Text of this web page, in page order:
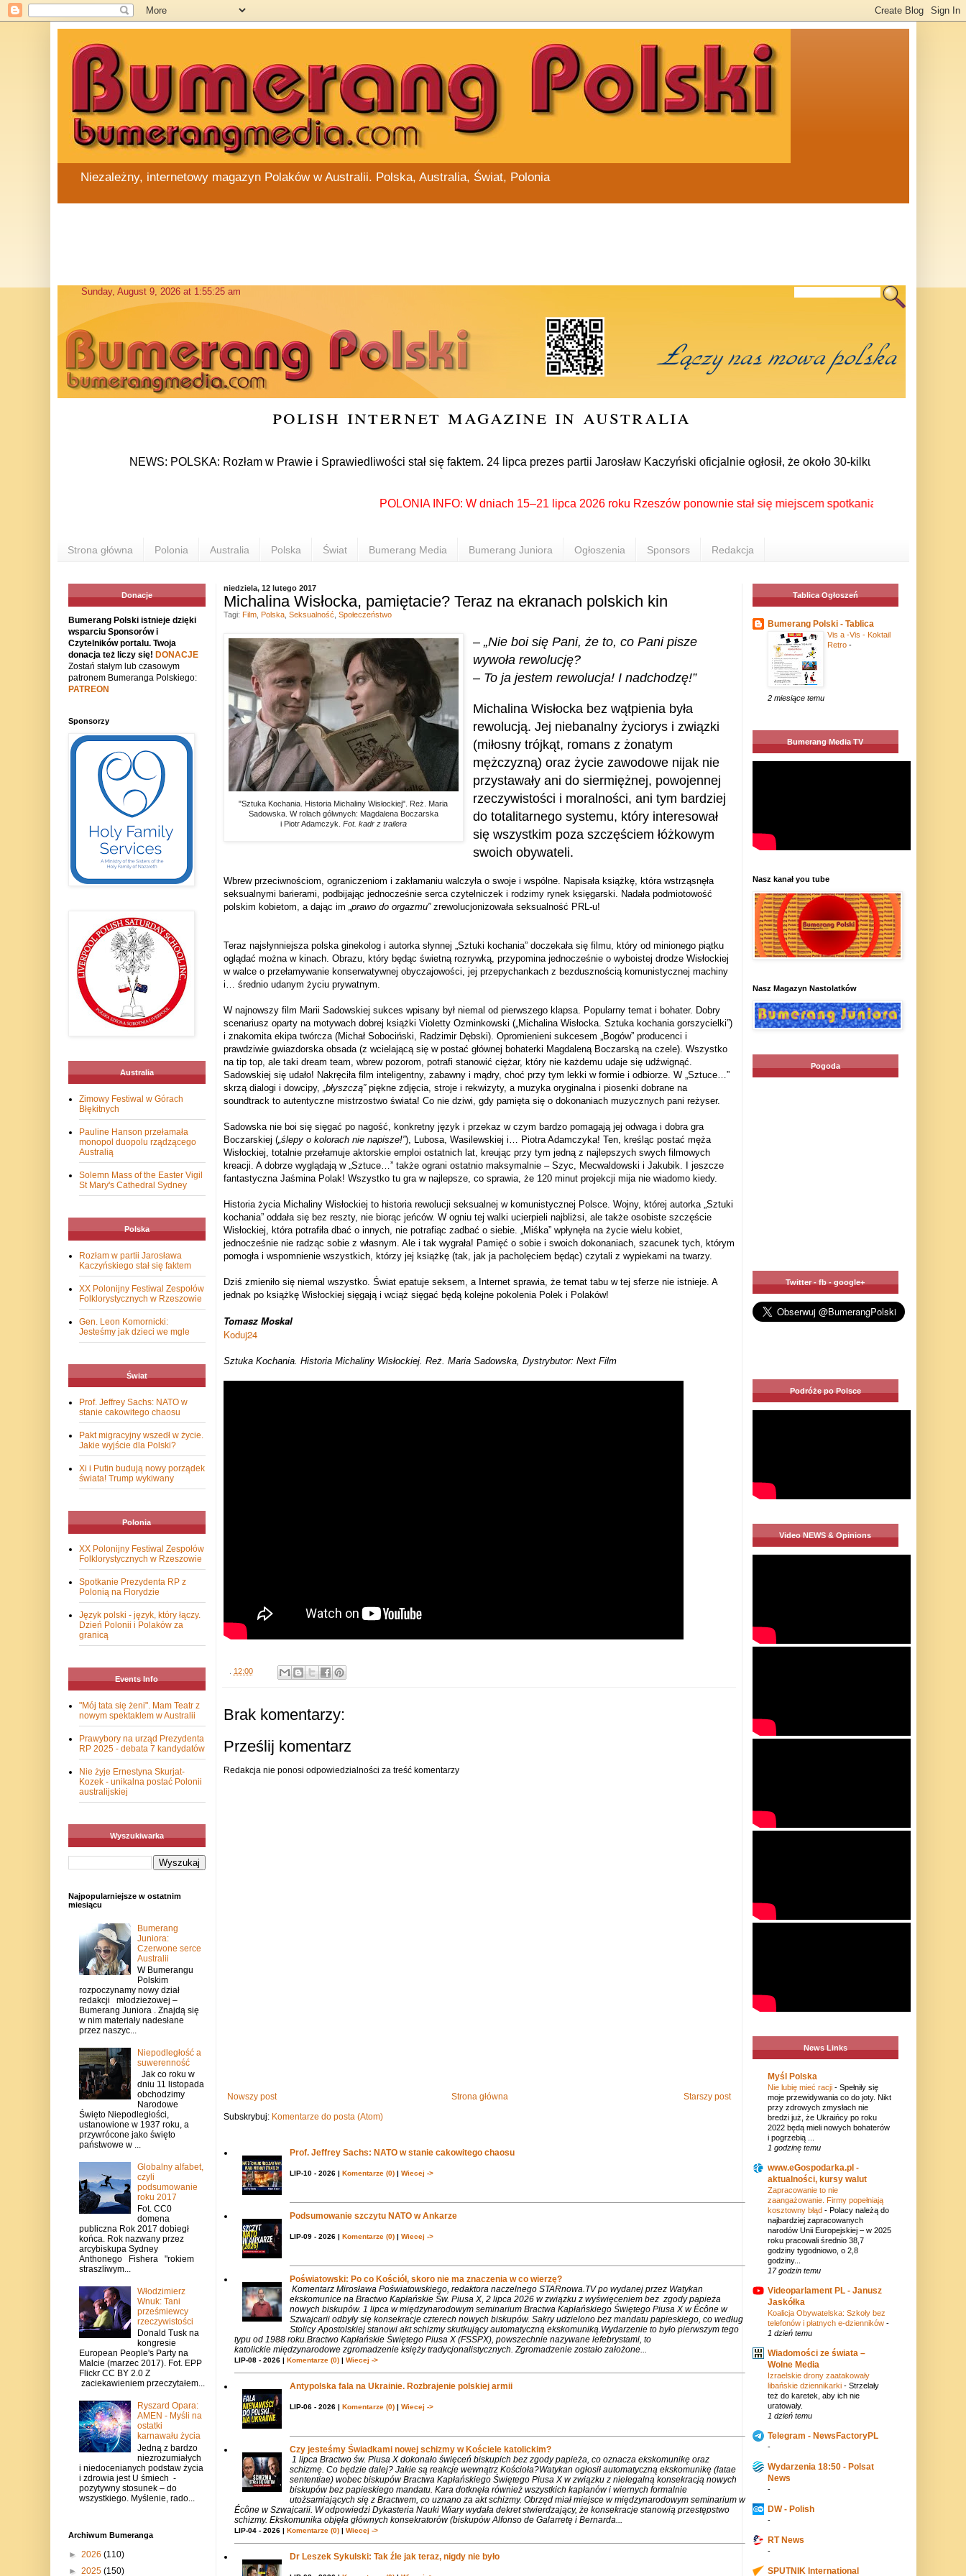
Niezależny, internetowy magazyn Polaków w Australii. Polska, Australia, Świat, Polonia
polish internet magazine in australia
NEWS: POLSKA: Rozłam w Prawie i Sprawiedliwości stał się faktem. 24 lipca prezes partii Jarosław Kaczyński oficjalnie ogłosił, że około 30-kilku posłów
POLONIA INFO: W dniach 15–21 lipca 2026 roku Rzeszów ponownie stał się miejscem spotkania Polonii z
Strona główna Polonia Australia Polska Świat Bumerang Media Bumerang Juniora Ogłoszenia Sponsors Redakcja
niedziela, 12 lutego 2017
Michalina Wisłocka, pamiętacie? Teraz na ekranach polskich kin
"Sztuka Kochania. Historia Michaliny Wisłockiej". Reż. Maria
Sadowska. W rolach gólwnych: Magdalena Boczarska
i Piotr Adamczyk. Fot. kadr z trailera
– „Nie boi się Pani, że to, co Pani pisze
wywoła rewolucję?
– To ja jestem rewolucja! I nadchodzę!”
Michalina Wisłocka bez wątpienia była
rewolucją. Jej niebanalny życiorys i związki
(miłosny trójkąt, romans z żonatym
mężczyzną) oraz życie zawodowe nijak nie
przystawały ani do siermiężnej, powojennej
rzeczywistości i moralności, ani tym bardziej
do totalitarnego systemu, który interesował
się wszystkim poza szczęściem łóżkowym
swoich obywateli.
Wbrew przeciwnościom, ograniczeniom i zakłamaniu walczyła o swoje i wspólne. Napisała książkę, która wstrząsnęła
seksualnymi barierami, podbijając jednocześnie serca czytelniczek i rodzimy rynek księgarski. Nadała podmiotowość
polskim kobietom, a dając im „prawo do orgazmu”zrewolucjonizowała seksualność PRL-u!
Teraz najsłynniejsza polska ginekolog i autorka słynnej „Sztuki kochania” doczekała się filmu, który od minionego piątku
oglądać można w kinach. Obrazu, który będąc świetną rozrywką, przypomina jednocześnie o wyboistej drodze Wisłockiej
w walce o przełamywanie konserwatywnej obyczajowości, jej przepychankach z bezdusznością komunistycznej machiny
i… średnio udanym życiu prywatnym.
W najnowszy film Marii Sadowskiej sukces wpisany był niemal od pierwszego klapsa. Popularny temat i bohater. Dobry
scenariusz oparty na motywach dobrej książki Violetty Ozminkowski („Michalina Wisłocka. Sztuka kochania gorszycielki”)
i znakomita ekipa twórcza (Michał Sobociński, Radzimir Dębski). Opromienieni sukcesem „Bogów” producenci i
prawdziwie gwiazdorska obsada (z wcielającą się w postać głównej bohaterki Magdaleną Boczarską na czele). Wszystko
na tip top, ale taki dream team, wbrew pozorom, potrafi stanowić ciężar, który nie każdemu udaje się udźwignąć.
Sadowskiej się udało! Nakręciła film inteligentny, zabawny i mądry, choć przy tym lekki w formie i odbiorze. W „Sztuce…”
skrzą dialogi i dowcipy, „błyszczą”piękne zdjęcia, stroje i rekwizyty, a muzyka oryginalna i piosenki dobrane na
soundtrack to autentyczne mistrzostwo świata! Co nie dziwi, gdy pamięta się o dokonaniach muzycznych pani reżyser.
Sadowska nie boi się sięgać po nagość, konkretny język i przekaz w czym bardzo pomagają jej odwaga i dobra gra
Boczarskiej („ślepy o kolorach nie napisze!”), Lubosa, Wasilewskiej i… Piotra Adamczyka! Ten, kreśląc postać męża
Wisłockiej, totalnie przełamuje aktorskie emploi ostatnich lat, kreując przy tym jedną z najlepszych swych filmowych
kreacji. A dobrze wyglądają w „Sztuce…” także ograni ostatnio maksymalnie – Szyc, Mecwaldowski i Jakubik. I jeszcze
fantastyczna Jaśmina Polak! Wszystko tu gra w najlepsze, co sprawia, że 120 minut projekcji mija nie wiadomo kiedy.
Historia życia Michaliny Wisłockiej to historia rewolucji seksualnej w komunistycznej Polsce. Wojny, której autorka „Sztuki
kochania” oddała się bez reszty, nie biorąc jeńców. W ogniu tej walki ucierpieli najbliżsi, ale także osobiste szczęście
Wisłockiej, która potrafiła dbać o innych, nie potrafiąc zadbać o siebie. „Miśka” wpłynęła na życie wielu kobiet,
jednocześnie nie radząc sobie z własnym. Ale i tak wygrała! Pamięć o sobie i swoich dokonaniach, szacunek tych, którym
pomogła i wspomnienie wszystkich, którzy jej książkę (tak, jak ja pacholęciem będąc) czytali z wypiekami na twarzy.
Dziś zmieniło się niemal wszystko. Świat epatuje seksem, a Internet sprawia, że temat tabu w tej sferze nie istnieje. A
jednak po książkę Wisłockiej sięgają i wciąż sięgać będą kolejne pokolenia Polek i Polaków!
Tomasz Moskal
Koduj24
Sztuka Kochania. Historia Michaliny Wisłockiej. Reż. Maria Sadowska, Dystrybutor: Next Film
. 12:00
Tagi: Film, Polska, Seksualność Społeczeństwo
Brak komentarzy:
Prześlij komentarz
Redakcja nie ponosi odpowiedzialności za treść komentarzy
Nowszy post Starszy post
Strona główna
Subskrybuj: Komentarze do posta (Atom)
Prof. Jeffrey Sachs: NATO w stanie cakowitego chaosu
LIP-10 - 2026 | Komentarze (0)| Wiecej ->
Podsumowanie szczytu NATO w Ankarze
LIP-09 - 2026 | Komentarze (0)| Wiecej ->
Poświatowski: Po co Kościół, skoro nie ma znaczenia w co wierzę?
Komentarz Mirosława Poświatowskiego, redaktora naczelnego STARnowa.TV po wydanej przez Watykan
ekskomunice na Bractwo Kapłańskie Św. Piusa X, 2 lipca 2026 w związku z wyświęceniem bez zgody papieża
nowych biskupów. 1 lipca w międzynarodowym seminarium Bractwa Kapłańskiego Świętego Piusa X w Écône w
Szwajcarii odbyły się konsekracje czterech nowych biskupów. Sakry udzielono bez mandatu papieskiego, co według
Stolicy Apostolskiej stanowi akt schizmy skutkujący automatyczną ekskomuniką.Wydarzenie to było pierwszym tego
typu od 1988 roku.Bractwo Kapłańskie Świętego Piusa X (FSSPX), powszechnie nazywane lefebrystami, to
katolickie międzynarodowe zgromadzenie księży tradycjonalistycznych. Zgromadzenie zostało założone...
LIP-08 - 2026 | Komentarze (0)| Wiecej ->
Antypolska fala na Ukrainie. Rozbrajenie polskiej armii
LIP-06 - 2026 | Komentarze (0)| Wiecej ->
Czy jesteśmy Świadkami nowej schizmy w Kościele katolickim?
1 lipca Bractwo św. Piusa X dokonało święceń biskupich bez zgody papieża, co oznacza ekskomunikę oraz
schizmę. Co będzie dalej? Jakie są reakcje wewnątrz Kościoła?Watykan ogłosił automatyczną ekskomunikę (latae
sententiae) wobec biskupów Bractwa Kapłańskiego Świętego Piusa X w związku z nielegalną konsekracją nowych
biskupów bez papieskiego mandatu. Kara dotknęła również wszystkich kapłanów i wiernych formalnie
utożsamiających się z Bractwem, co uznano za akt schizmy. Obrzęd miał miejsce w międzynarodowym seminarium w
Écône w Szwajcarii. W odpowiedzi Dykasteria Nauki Wiary wydała dekret stwierdzający, że konsekracje stanowią przestępstwo
schizmy. Ekskomunika objęła głównych konsekratorów (biskupów Alfonso de Galarretę i Bernarda...
LIP-04 - 2026 | Komentarze (0)| Wiecej ->
Dr Leszek Sykulski: Tak źle jak teraz, nigdy nie było
Donacje
Bumerang Polski istnieje dzięki
wsparciu Sponsorów i
Czytelników portalu. Twoja
donacja też liczy się! DONACJE
Zostań stałym lub czasowym
patronem Bumeranga Polskiego:
PATREON
Sponsorzy
Australia
Zimowy Festiwal w Górach
Błękitnych
Pauline Hanson przełamała
monopol duopolu rządzącego
Australią
Solemn Mass of the Easter Vigil
St Mary's Cathedral Sydney
Polska
Rozłam w partii Jarosława
Kaczyńskiego stał się faktem
XX Polonijny Festiwal Zespołów
Folklorystycznych w Rzeszowie
Gen. Leon Komornicki:
Jesteśmy jak dzieci we mgle
Świat
Prof. Jeffrey Sachs: NATO w
stanie cakowitego chaosu
Pakt migracyjny wszedł w życie.
Jakie wyjście dla Polski?
Xi i Putin budują nowy porządek
świata! Trump wykiwany
Polonia
XX Polonijny Festiwal Zespołów
Folklorystycznych w Rzeszowie
Spotkanie Prezydenta RP z
Polonią na Florydzie
Język polski - język, który łączy.
Dzień Polonii i Polaków za
granicą
Events Info
"Mój tata się żeni". Mam Teatr z
nowym spektaklem w Australii
Prawybory na urząd Prezydenta
RP 2025 - debata 7 kandydatów
Nie żyje Ernestyna Skurjat-
Kozek - unikalna postać Polonii
australijskiej
Wyszukiwarka
Najpopularniejsze w ostatnim
miesiącu
Bumerang
Juniora:
Czerwone serce
Australii
W Bumerangu
Polskim
rozpoczynamy nowy dział
redakcji młodzieżowej –
Bumerang Juniora . Znajdą się
w nim materiały nadesłane
przez naszyc...
Niepodległość a
suwerenność
Jak co roku w
dniu 11 listopada
obchodzimy
Narodowe
Święto Niepodległości,
ustanowione w 1937 roku, a
przywrócone jako święto
państwowe w ...
Globalny alfabet,
czyli
podsumowanie
roku 2017
Fot. CC0
domena
publiczna Rok 2017 dobiegł
końca. Rok nazwany przez
arcybiskupa Sydney
Anthonego Fishera "rokiem
straszliwym...
Włodzimierz
Wnuk: Tani
prześmiewcy
rzeczywistości
Donald Tusk na
kongresie
European People's Party na
Malcie (marzec 2017). Fot. EPP
Flickr CC BY 2.0 Z
zaciekawieniem przeczytałem...
Ryszard Opara:
AMEN - Myśli na
ostatki
karnawału życia
Jedną z bardzo
niezrozumiałych
i niedocenianych podstaw życia
i zdrowia jest U śmiech -
pozytywny stosunek – do
wszystkiego. Myślenie, rado...
Archiwum Bumeranga
► 2026 (110)
► 2025 (150)
Tablica Ogłoszeń
Bumerang Polski - Tablica
Vis a -Vis - Koktail
Retro -
2 miesiące temu
Bumerang Media TV
Nasz kanał you tube
Nasz Magazyn Nastolatków
Pogoda
Twitter - fb - google+
Podróże po Polsce
Video NEWS & Opinions
News Links
Myśl Polska
Nie lubię mieć racji - Spełniły się
moje przewidywania co do joty. Nikt
przy zdrowych zmysłach nie
bredzi już, że Ukraińcy po roku
2022 będą mieli nowych bohaterów
i pogrzebią ...
1 godzinę temu
www.eGospodarka.pl -
aktualności, kursy walut
Zapracowanie to nie
zaangażowanie. Firmy popełniają
kosztowny błąd - Polacy należą do
najbardziej zapracowanych
narodów Unii Europejskiej – w 2025
roku pracowali średnio 38,7
godziny tygodniowo, o 2,8
godziny...
17 godzin temu
Videoparlament PL - Janusz
Jaskółka
Koalicja Obywatelska: Szkoły bez
telefonów i płatnych e-dzienników -
1 dzień temu
Wiadomości ze świata –
Wolne Media
Izraelskie drony zaatakowały
libańskie dziennikarki - Strzelały
też do karetek, aby ich nie
uratowały.
1 dzień temu
Telegram - NewsFactoryPL
-
Wydarzenia 18:50 - Polsat
News
-
DW - Polish
-
RT News
-
SPUTNIK International